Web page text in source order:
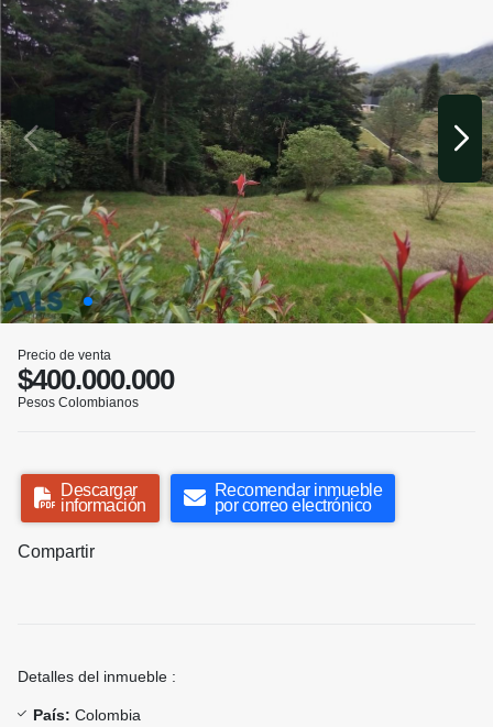
Precio de venta
$400.000.000
Pesos Colombianos
Descargar
información
Recomendar inmueble
por correo electrónico
Compartir
Detalles del inmueble :
País: Colombia